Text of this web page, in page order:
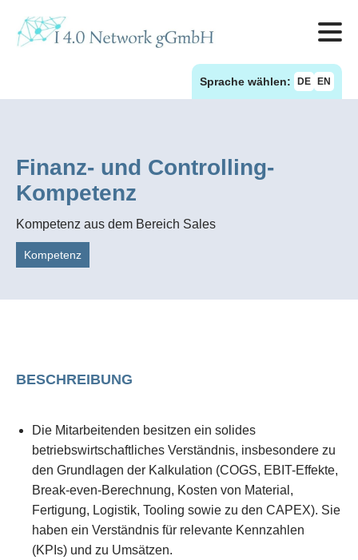
Sprache wählen: DE EN
Finanz- und Controlling-
Kompetenz
Kompetenz aus dem Bereich Sales
Kompetenz
BESCHREIBUNG
Die Mitarbeitenden besitzen ein solides
betriebswirtschaftliches Verständnis, insbesondere zu
den Grundlagen der Kalkulation (COGS, EBIT-Effekte,
Break-even-Berechnung, Kosten von Material,
Fertigung, Logistik, Tooling sowie zu den CAPEX). Sie
haben ein Verständnis für relevante Kennzahlen
(KPIs) und zu Umsätzen.